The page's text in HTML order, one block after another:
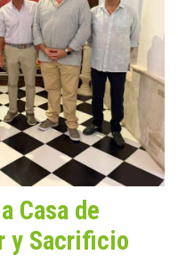
Casa de
y Sacrificio